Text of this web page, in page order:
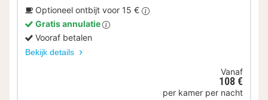
Optioneel ontbijt voor 15 €
Gratis annulatie
Vooraf betalen
Bekijk details
Vanaf
108 €
per kamer per nacht